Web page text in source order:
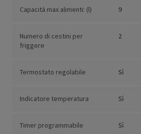
Capacità max alimenti: (l) 9
Numero di cestini per
friggere
2
Termostato regolabile Sì
Indicatore temperatura Sì
Timer programmabile Sì